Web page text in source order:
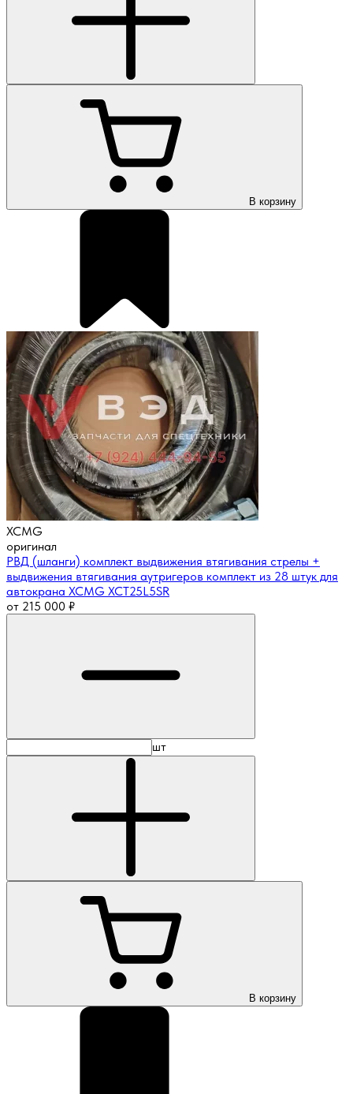
В корзину
XCMG
оригинал
РВД (шланги) комплект выдвижения втягивания стрелы +
выдвижения втягивания аутригеров комплект из 28 штук для
автокрана XCMG XCT25L5SR
от 215 000 ₽
шт
В корзину